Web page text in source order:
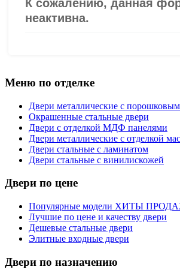
Меню по отделке
Двери металлические с
Окрашенные стальные двери
Двери с отделкой МДФ панелями
Двери металлические с отделкой
Двери стальные с ламинатом
Двери стальные с винилискожей
Двери по цене
Популярные модели ХИТЫ
Лучшие по цене и качеству двери
Дешевые стальные двери
Элитные входные двери
Двери по назначению